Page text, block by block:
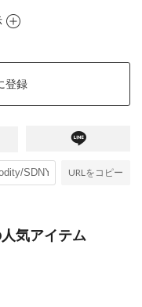
登録
URLをコピー
気アイテム